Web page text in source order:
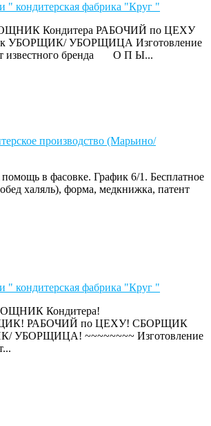
" кондитерская фабрика "Круг "
Кондитера РАБОЧИЙ по ЦЕХУ
УБОРЩИК/ УБОРЩИЦА Изготовление
известного бренда О П Ы...
производство (Марьино/
в фасовке. График 6/1. Бесплатное
халяль), форма, медкнижка, патент
" кондитерская фабрика "Круг "
Кондитера!
РАБОЧИЙ по ЦЕХУ! СБОРЩИК
УБОРЩИЦА! ~~~~~~~~ Изготовление